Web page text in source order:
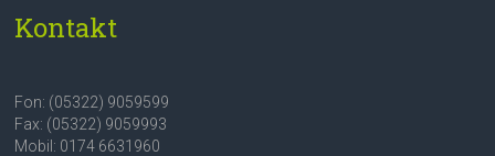
Kontakt
Fon: (05322) 9059599
Fax: (05322) 9059993
Mobil: 0174 6631960